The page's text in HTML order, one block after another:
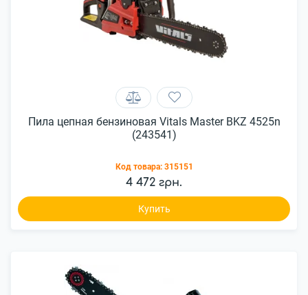
Пила цепная бензиновая Vitals Master BKZ 4525n
(243541)
Код товара: 315151
4 472 грн.
Купить